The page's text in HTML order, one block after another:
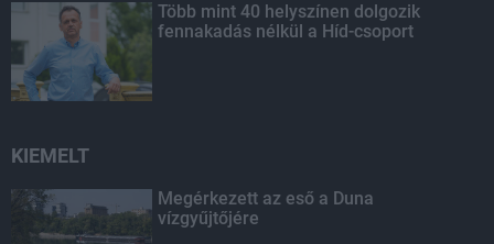
Több mint 40 helyszínen dolgozik
fennakadás nélkül a Híd-csoport
KIEMELT
Megérkezett az eső a Duna
vízgyűjtőjére